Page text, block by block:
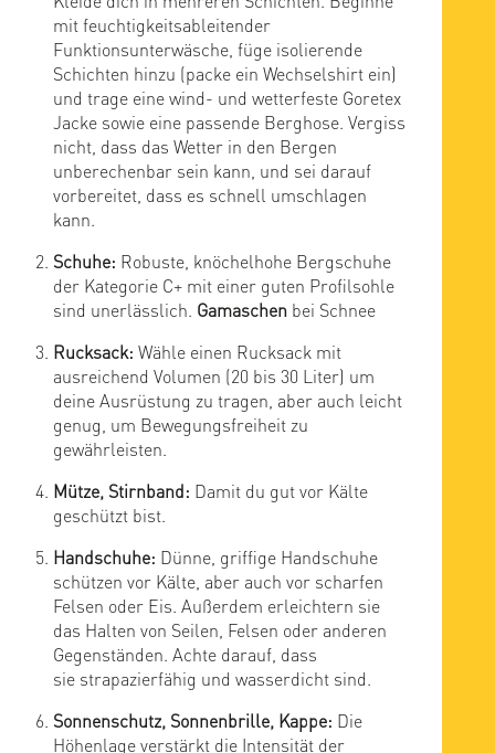
mit feuchtigkeitsableitender
Funktionsunterwäsche, füge isolierende
Schichten hinzu (packe ein Wechselshirt ein)
und trage eine wind- und wetterfeste Goretex
Jacke sowie eine passende Berghose. Vergiss
nicht, dass das Wetter in den Bergen
unberechenbar sein kann, und sei darauf
vorbereitet, dass es schnell umschlagen
kann.
Schuhe: Robuste, knöchelhohe Bergschuhe
der Kategorie C+ mit einer guten Profilsohle
sind unerlässlich. Gamaschen bei Schnee
Rucksack: Wähle einen Rucksack mit
ausreichend Volumen (20 bis 30 Liter) um
deine Ausrüstung zu tragen, aber auch leicht
genug, um Bewegungsfreiheit zu
gewährleisten.
Mütze, Stirnband: Damit du gut vor Kälte
geschützt bist.
Handschuhe: Dünne, griffige Handschuhe
schützen vor Kälte, aber auch vor scharfen
Felsen oder Eis. Außerdem erleichtern sie
das Halten von Seilen, Felsen oder anderen
Gegenständen. Achte darauf, dass
sie strapazierfähig und wasserdicht sind.
Sonnenschutz, Sonnenbrille, Kappe: Die
Höhenlage verstärkt die Intensität der